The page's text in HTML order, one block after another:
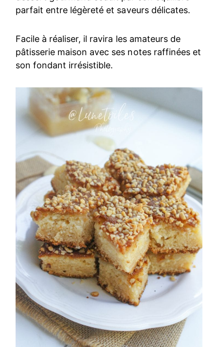
parfait entre légèreté et saveurs délicates.
Facile à réaliser, il ravira les amateurs de
pâtisserie maison avec ses notes raffinées et
son fondant irrésistible.